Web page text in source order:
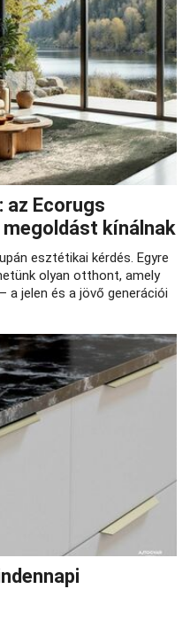
az Ecorugs
kínálnak
esztétikai kérdés. Egyre
olyan otthont, amely
a jelen és a jövő generációi